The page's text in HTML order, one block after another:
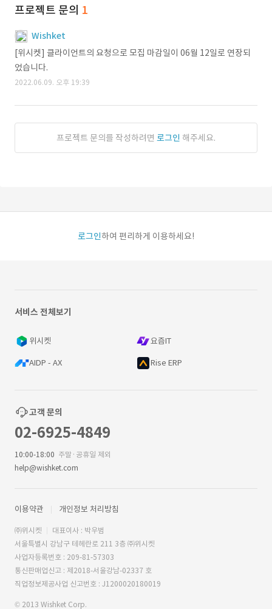
프로젝트 문의 1
Wishket
[위시켓] 클라이언트의 요청으로 모집 마감일이 06월 12일로 연장되
었습니다.
2022.06.09. 오후 19:39
프로젝트 문의를 작성하려면 로그인 해주세요.
로그인하여 편리하게 이용하세요!
서비스 전체보기
위시켓 요즘IT
AIDP - AX Rise ERP
고객 문의
02-6925-4849
10:00-18:00 주말·공휴일 제외
help@wishket.com
이용약관 개인정보 처리방침
㈜위시켓
대표이사 : 박우범
서울특별시 강남구 테헤란로 211 3층 ㈜위시켓
사업자등록번호 : 209-81-57303
통신판매업신고 : 제2018-서울강남-02337 호
직업정보제공사업 신고번호 : J1200020180019
© 2013 Wishket Corp.